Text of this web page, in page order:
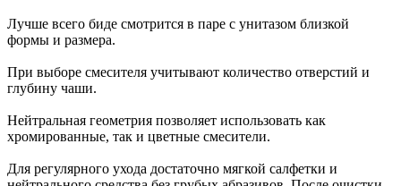
Лучше всего биде смотрится в паре с унитазом близкой
формы и размера.
При выборе смесителя учитывают количество отверстий и
глубину чаши.
Нейтральная геометрия позволяет использовать как
хромированные, так и цветные смесители.
Для регулярного ухода достаточно мягкой салфетки и